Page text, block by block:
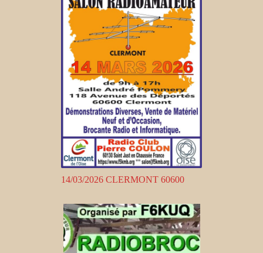
14/03/2026 CLERMONT 60600